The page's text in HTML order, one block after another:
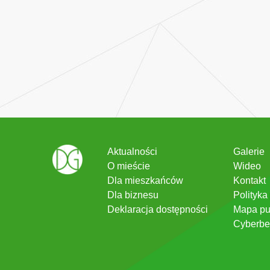
Aktualności
O mieście
Dla mieszkańców
Dla biznesu
Deklaracja dostępności
Galerie
Wideo
Kontakt
Mapa